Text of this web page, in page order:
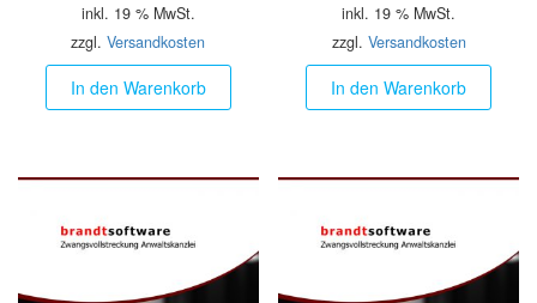
inkl. 19 % MwSt.
zzgl.Versandkosten
In den Warenkorb
inkl. 19 % MwSt.
zzgl. Versandkosten
In den Warenkorb